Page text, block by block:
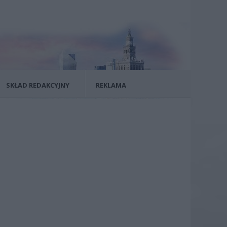
SKŁAD REDAKCYJNY REKLAMA